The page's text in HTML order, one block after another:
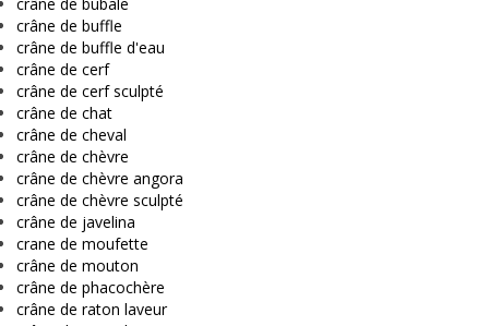
crâne de buffle
crâne de buffle d'eau
crâne de cerf
crâne de cerf sculpté
crâne de chat
crâne de cheval
crâne de chèvre
crâne de chèvre angora
crâne de chèvre sculpté
crâne de javelina
crane de moufette
crâne de mouton
crâne de phacochère
crâne de raton laveur